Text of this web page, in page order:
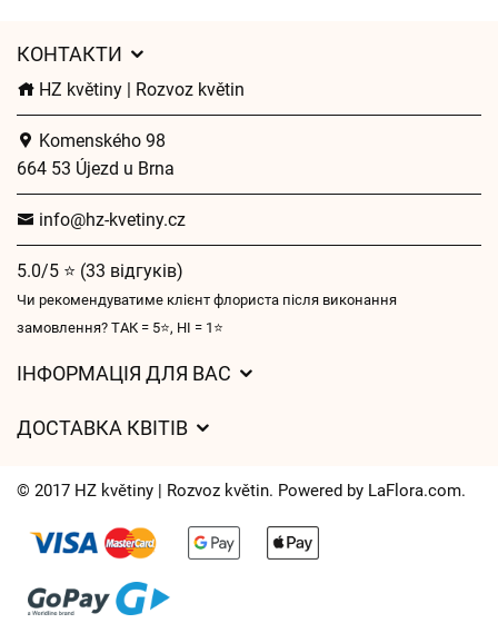
КОНТАКТИ
HZ květiny | Rozvoz květin
Komenského 98
664 53 Újezd u Brna
info@hz-kvetiny.cz
5.0/5 ⭐ (33 відгуків)
Чи рекомендуватиме клієнт флориста після виконання
замовлення? ТАК = 5⭐, НІ = 1⭐
ІНФОРМАЦІЯ ДЛЯ ВАС
Захист персональних даних
Час доставки квітів – огляд можливостей
ДОСТАВКА КВІТІВ
Куди ми доставляємо квіти
Файли cookie
© 2017 HZ květiny | Rozvoz květin. Powered by LaFlora.com.